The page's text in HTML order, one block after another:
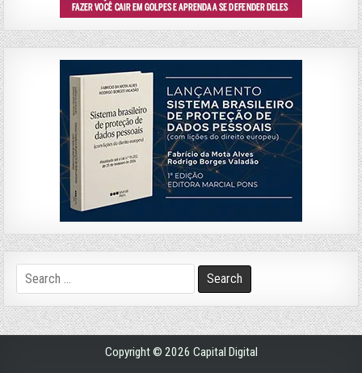
Search
for:
Copyright © 2026 Capital Digital